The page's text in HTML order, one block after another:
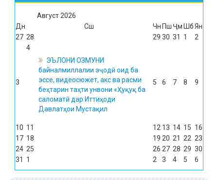
Август2026
Дн
Сш Чн Пш Ҷм ШбЯн
27 28 29 30 31 1 2
3
4
ЭЪЛОНИ ОЗМУНИ
байналмиллалии эҷодӣ оид ба
эссе, видеосюжет, акс ва расми
беҳтарин таҳти унвони «Ҳуқуқ ба
саломатӣ дар Иттиҳоди
Давлатҳои Мустақил
5 6 7 8 9
10 11 12 13 14 15 16
17 18 19 20 21 22 23
24 25 26 27 28 29 30
31
1 2 3 4 5 6